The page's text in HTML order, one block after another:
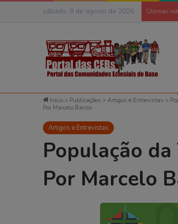
sábado, 8 de agosto de 2026 Últimas
Início > Publicações >Artigos e Entrevistas >
Por Marcelo Barros
Artigos e Entrevistas
População
Por Marcelo